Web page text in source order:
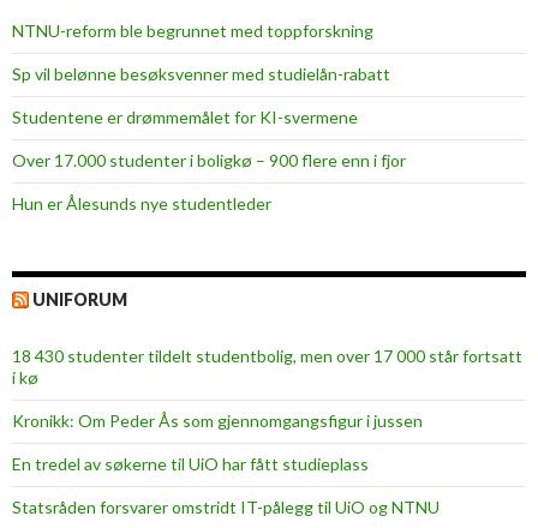
NTNU-reform ble begrunnet med toppforskning
Sp vil belønne besøksvenner med studielån-rabatt
Studentene er drømmemålet for KI-svermene
Over 17.000 studenter i boligkø – 900 flere enn i fjor
Hun er Ålesunds nye studentleder
UNIFORUM
18 430 studenter tildelt studentbolig, men over 17 000 står fortsatt
i kø
Kronikk: Om Peder Ås som gjennomgangsfigur i jussen
En tredel av søkerne til UiO har fått studieplass
Statsråden forsvarer omstridt IT-pålegg til UiO og NTNU